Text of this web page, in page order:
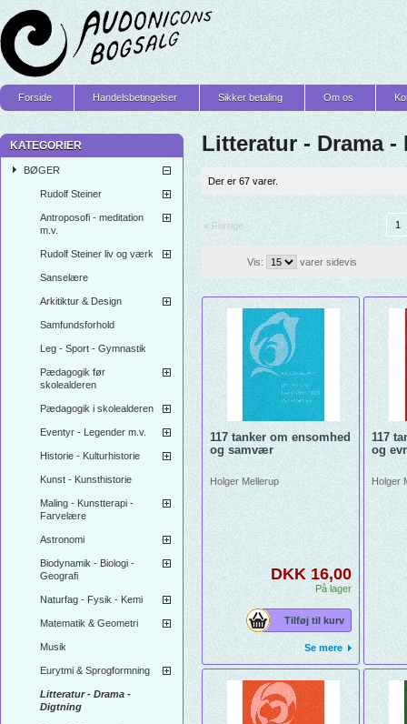
Forside Handelsbetingelser Sikker betaling Om os
KATEGORIER
BØGER
Rudolf Steiner
Antroposofi - meditation
m.v.
Rudolf Steiner liv og værk
Sanselære
Arkitiktur & Design
Samfundsforhold
Leg - Sport - Gymnastik
Pædagogik før
skolealderen
Pædagogik i skolealderen
Eventyr - Legender m.v.
Historie - Kulturhistorie
Kunst - Kunsthistorie
Maling - Kunstterapi -
Farvelære
Astronomi
Biodynamik - Biologi -
Geografi
Naturfag - Fysik - Kemi
Matematik & Geometri
Musik
Eurytmi & Sprogformning
Litteratur - Drama -
Digtning
Litteratur - Drama
Der er 67 varer.
« Forrige 1
Vis: varer sidevis
117 tanker om ensomhed
og samvær
Holger Mellerup
DKK 16,00
På lager
Tilføj til kurv
Se mere
117
og
Holger